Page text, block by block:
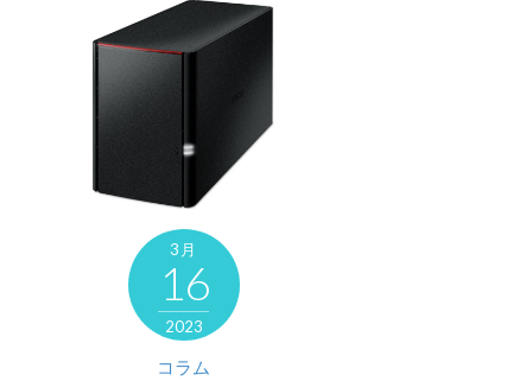
3月
16
2023
コラム